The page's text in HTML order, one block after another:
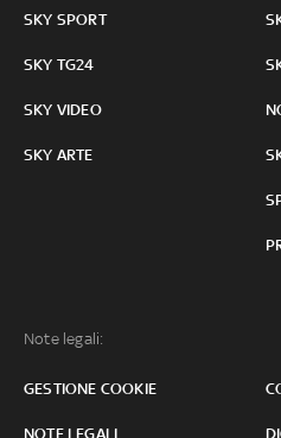
SKY SPORT
SKY TG24
SKY VIDEO
SKY ARTE
Note legali:
GESTIONE COOKIE
NOTE LEGALI